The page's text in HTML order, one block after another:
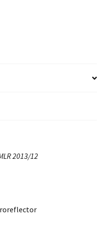
2013/12